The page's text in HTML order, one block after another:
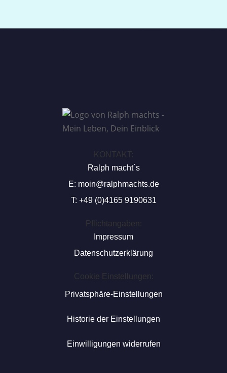
KONTAKT:
Ralph macht´s
E: moin@ralphmachts.de
T: +49 (0)4165 9190631
Pflichtangaben:
Impressum
Datenschutzerklärung
Cookie Einstellungen:
Privatsphäre-Einstellungen
Historie der Einstellungen
Einwilligungen widerrufen